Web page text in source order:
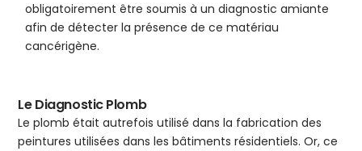
obligatoirement être soumis à un diagnostic amiante
afin de détecter la présence de ce matériau
cancérigène.
Le Diagnostic Plomb
Le plomb était autrefois utilisé dans la fabrication des
peintures utilisées dans les bâtiments résidentiels. Or, ce